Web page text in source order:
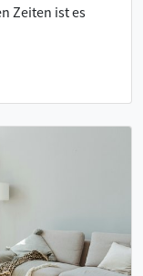
Zeiten ist es